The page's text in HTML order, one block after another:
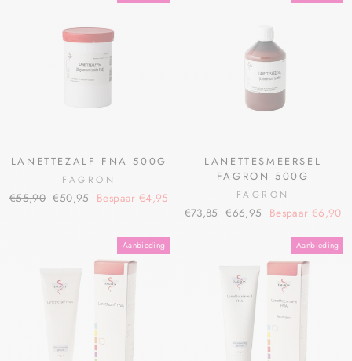
LANETTEZALF FNA 500G
FAGRON
€55,90 €50,95 Bespaar €4,95
LANETTESMEERSEL
FAGRON 500G
FAGRON
€73,85 €66,95 Bespaar €6,90
Aanbieding Aanbieding